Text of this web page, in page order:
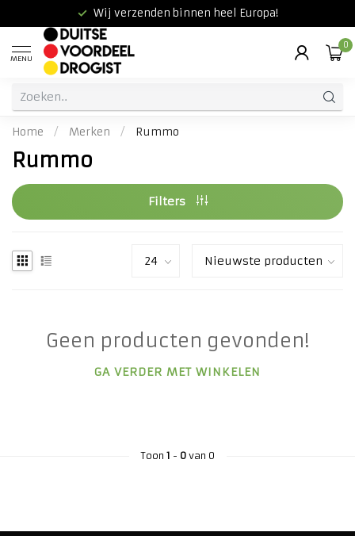
Wij verzenden binnen heel Europa!
MENU
0
Home / Merken / Rummo
Rummo
Filters
Geen producten gevonden!
GA VERDER MET WINKELEN
Toon 1 - 0van 0